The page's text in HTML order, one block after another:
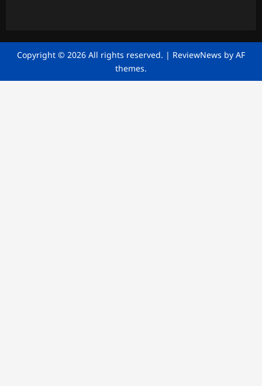
Copyright © 2026 All rights reserved. | ReviewNews by AF
themes.